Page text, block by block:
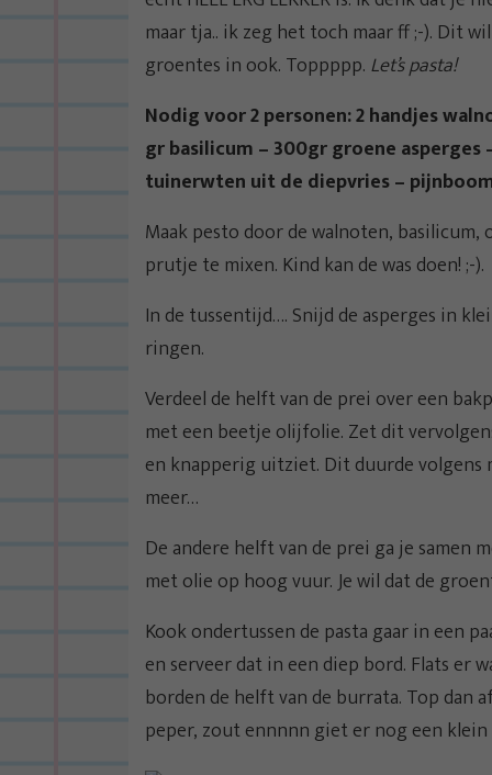
maar tja.. ik zeg het toch maar ff ;-). Dit
groentes in ook. Toppppp. Let’s pasta!
Nodig voor 2 personen: 2 handjes
gr basilicum – 300gr groene
tuinerwten uit de diepvries –
Maak pesto door de walnoten,
prutje te mixen. Kind kan de was doen! ;-).
In de tussentijd…. Snijd de asperges in
ringen.
Verdeel de helft van de prei over een
met een beetje olijfolie. Zet dit
en knapperig uitziet. Dit duurde
meer…
De andere helft van de prei ga je samen
met olie op hoog vuur. Je wil dat de
Kook ondertussen de pasta gaar in een
en serveer dat in een diep bord. Flats er
borden de helft van de burrata. Top
peper, zout ennnnn giet er nog een